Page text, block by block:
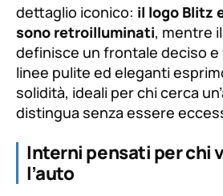
dettaglio iconico: il logo Blitz
sono retroilluminati, mentre
definisce un frontale deciso
linee pulite ed eleganti
solidità, ideali per chi cerca
distingua senza essere
Interni pensati per chi
l’auto